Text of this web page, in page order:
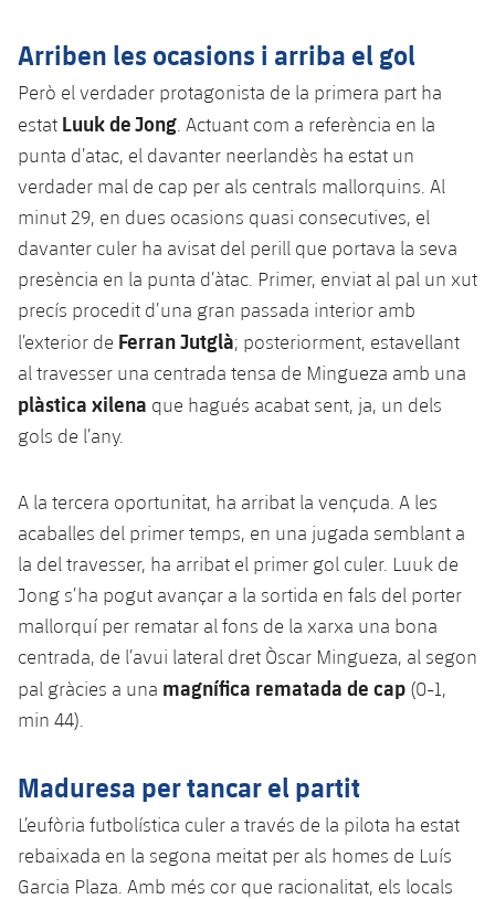
Classificació
Jugadors
Fotos
Història
Palmarès
Jugadors
Classificació
Juvenil
Infantil
Aleví
PLUSICON
MÉS
Informació general
plusicon
més
Atletisme
plusicon
més
Masculí
Femení
Agenda
Bàsquet en cadira de rodes
plusicon
més
Jugadors
Calendari
Resultats
Hockey gel
plusicon
més
Jugadors
Calendari
Classificació
Hoquei herba
plusicon
més
Hockey Herba Masculí
Hockey Herba Femení
Patinatge artístic
plusicon
més
Actualitat
Plantilla
Agenda
Escola de Patinatge
Rugby
plusicon
Actualitat
Jugadors
Calendari
Classificació
Fotos
Voleibol
Notícies
Voleibol masculí
Apunta't a les amateurs
plusicon
més
Apunta't a les amateurs
PLUSICON
MÉS
VALORANT Rising
VALORANT Game Changers
Arriben les ocasions i arriba el gol
Però el verdader protagonista de la primera part ha
estat Luuk de Jong . Actuant com a referència en la
punta d’atac, el davanter neerlandès ha estat un
verdader mal de cap per als centrals mallorquins. Al
minut 29, en dues ocasions quasi consecutives, el
davanter culer ha avisat del perill que portava la seva
presència en la punta d’àtac. Primer, enviat al pal un xut
precís procedit d’una gran passada interior amb
l’exterior de FerranJutglà; posteriorment, estavellant
al travesser una centrada tensa de Mingueza amb una
plàstica xilena que hagués acabat sent, ja, un dels
gols de l’any.
A la tercera oportunitat, ha arribat la vençuda. A les
acaballes del primer temps, en una jugada semblant a
la del travesser, ha arribat el primer gol culer. Luuk de
Jong s’ha pogut avançar a la sortida en fals del porter
mallorquí per rematar al fons de la xarxa una bona
centrada, de l’avui lateral dret Òscar Mingueza, al segon
pal gràcies a una magnífica rematada de cap (0-1,
min 44).
Maduresa per tancar el partit
L’eufòria futbolística culer a través de la pilota ha estat
rebaixada en la segona meitat per als homes de Luís
Garcia Plaza. Amb més cor que racionalitat, els locals